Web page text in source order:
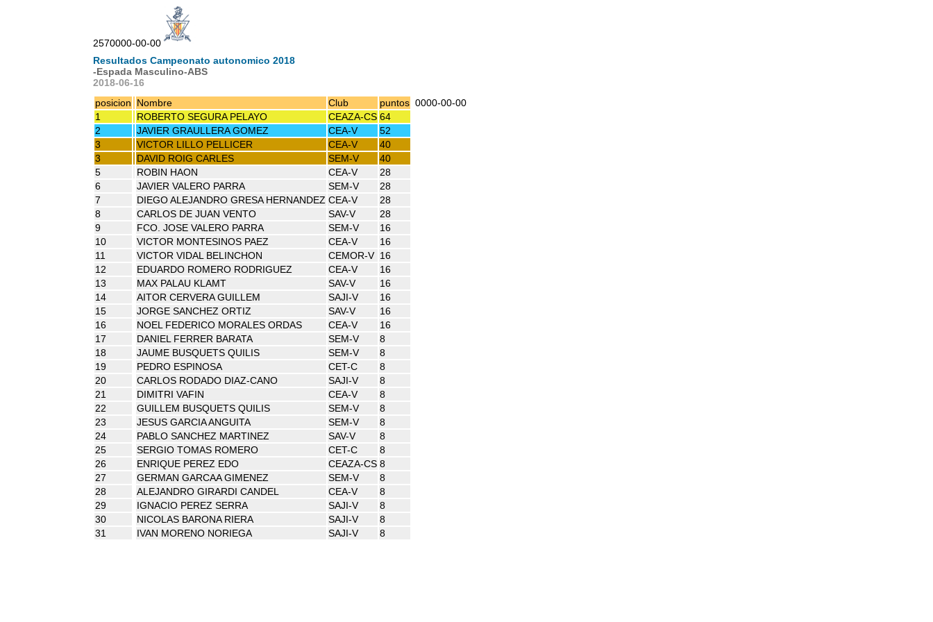
2570000-00-00
Resultados Campeonato autonomico 2018
-Espada Masculino-ABS
2018-06-16
posicion
Nombre Club puntos 0000-00-00
1
ROBERTO SEGURA PELAYO CEAZA-CS 64
2
JAVIER GRAULLERA GOMEZ CEA-V
52
3
VICTOR LILLO PELLICER CEA-V
40
3
DAVID ROIG CARLES SEM-V
40
5
ROBIN HAON CEA-V
28
6
JAVIER VALERO PARRA SEM-V
28
7
DIEGO ALEJANDRO GRESA HERNANDEZ CEA-V
28
8
CARLOS DE JUAN VENTO SAV-V
28
9
FCO. JOSE VALERO PARRA SEM-V
16
10
VICTOR MONTESINOS PAEZ CEA-V
16
11
VICTOR VIDAL BELINCHON CEMOR-V 16
12
EDUARDO ROMERO RODRIGUEZ CEA-V
16
13
MAX PALAU KLAMT SAV-V
16
14
AITOR CERVERA GUILLEM SAJI-V
16
15
JORGE SANCHEZ ORTIZ SAV-V
16
16
NOEL FEDERICO MORALES ORDAS CEA-V
16
17
DANIEL FERRER BARATA SEM-V
8
18
JAUME BUSQUETS QUILIS SEM-V
8
19
PEDRO ESPINOSA CET-C
8
20
CARLOS RODADO DIAZ-CANO SAJI-V
8
21
DIMITRI VAFIN CEA-V
8
22
GUILLEM BUSQUETS QUILIS SEM-V
8
23
JESUS GARCIA ANGUITA SEM-V
8
24
PABLO SANCHEZ MARTINEZ SAV-V
8
25
SERGIO TOMAS ROMERO CET-C
8
26
ENRIQUE PEREZ EDO CEAZA-CS 8
27
GERMAN GARCAA GIMENEZ SEM-V
8
28
ALEJANDRO GIRARDI CANDEL CEA-V
8
29
IGNACIO PEREZ SERRA SAJI-V
8
30
NICOLAS BARONA RIERA SAJI-V
8
31
IVAN MORENO NORIEGA SAJI-V 8